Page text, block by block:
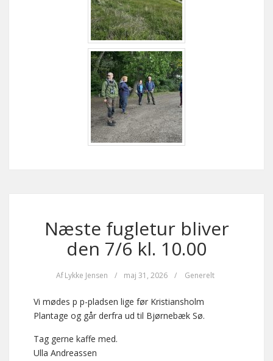
Næste fugletur bliver
den 7/6 kl. 10.00
Af Lykke Jensen / maj 31, 2026 / Generelt
Vi mødes p p-pladsen lige før Kristiansholm
Plantage og går derfra ud til Bjørnebæk Sø.
Tag gerne kaffe med.
Ulla Andreassen